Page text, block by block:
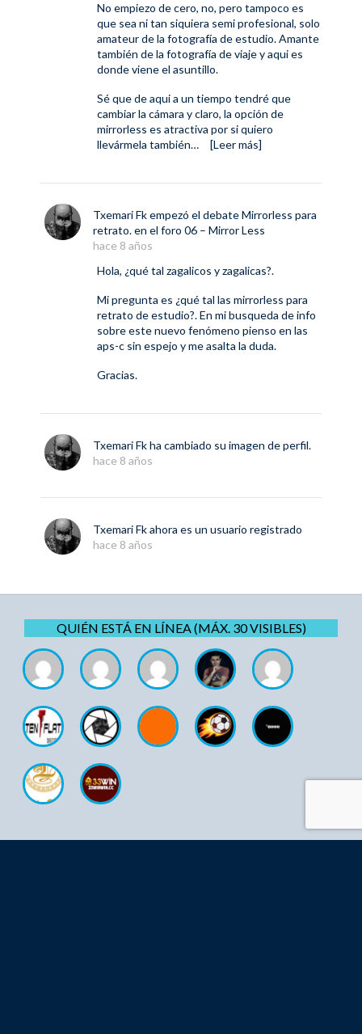
No empiezo de cero, no, pero tampoco es
que sea ni tan siquiera semi profesional, solo
amateur de la fotografía de estudio. Amante
también de la fotografía de viaje y aqui es
donde viene el asuntillo.
Sé que de aqui a un tiempo tendré que
cambiar la cámara y claro, la opción de
mirrorless es atractiva por si quiero
llevármela también…
[Leer más]
Txemari Fkempezó el debateMirrorless para
retrato.en el foro 06 – Mirror Less
hace 8 años
Hola, ¿qué tal zagalicos y zagalicas?.
Mi pregunta es ¿qué tal las mirrorless para
retrato de estudio?. En mi busqueda de info
sobre este nuevo fenómeno pienso en las
aps-c sin espejo y me asalta la duda.
Gracias.
Txemari Fkha cambiado su imagen de perfil.
hace 8 años
Txemari Fkahora es un usuario registrado
hace 8 años
QUIÉN ESTÁ EN LÍNEA (MÁX. 30 VISIBLES)